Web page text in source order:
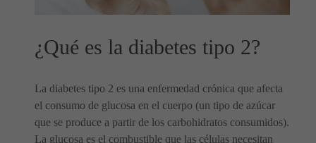
¿Qué es la diabetes tipo 2?
La diabetes tipo 2 es una enfermedad crónica que afecta
el consumo de glucosa en el cuerpo (un tipo de azúcar
que se produce a partir de los carbohidratos consumidos).
La glucosa es el combustible que las células necesitan